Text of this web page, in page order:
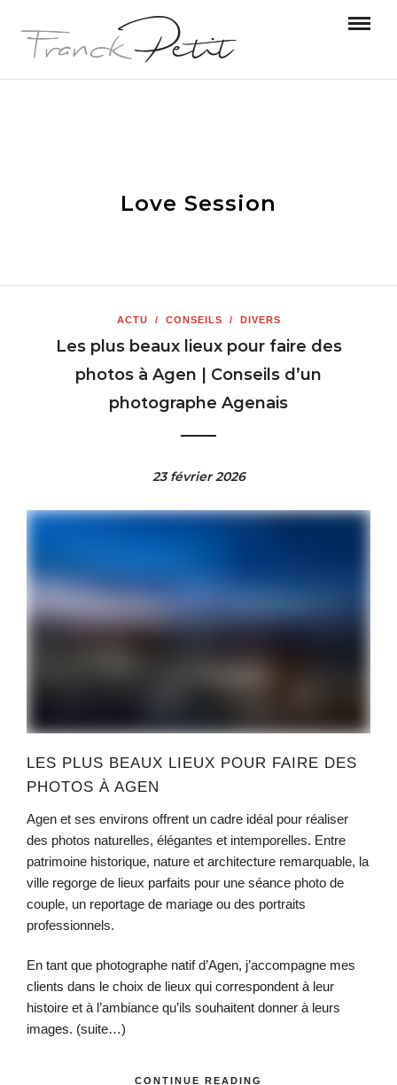
Love Session
ACTU / CONSEILS / DIVERS
Les plus beaux lieux pour faire des
photos à Agen | Conseils d’un
photographe Agenais
23 février 2026
LES PLUS BEAUX LIEUX POUR FAIRE DES
PHOTOS À AGEN
Agen et ses environs offrent un cadre idéal pour réaliser
des photos naturelles, élégantes et intemporelles. Entre
patrimoine historique, nature et architecture remarquable, la
ville regorge de lieux parfaits pour une séance photo de
couple, un reportage de mariage ou des portraits
professionnels.
En tant que photographe natif d’Agen, j’accompagne mes
clients dans le choix de lieux qui correspondent à leur
histoire et à l’ambiance qu’ils souhaitent donner à leurs
images. (suite…)
CONTINUE READING